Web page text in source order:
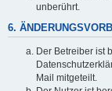
unberührt.
6.
Der Betreiber ist
Mail mitgeteilt.